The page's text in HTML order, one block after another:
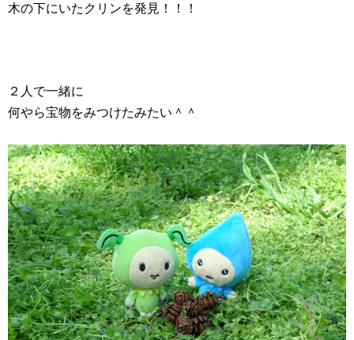
木の下にいたクリンを発見！！！
２人で一緒に
何やら宝物をみつけたみたい＾＾